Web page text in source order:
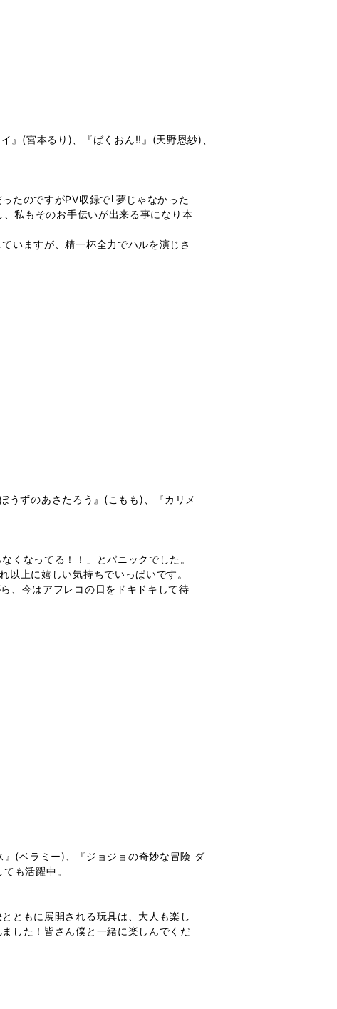
』(宮本るり)、『ばくおん!!』(天野恩紗)、
たのですがPV収録で｢夢じゃなかった
私もそのお手伝いが出来る事になり本
いますが、精一杯全力でハルを演じさ
うずのあさたろう』(こもも)、『カリメ
くなってる！！」とパニックでした。
上に嬉しい気持ちでいっぱいです。
、今はアフレコの日をドキドキして待
(ベラミー)、『ジョジョの奇妙な冒険 ダ
も活躍中。
ともに展開される玩具は、大人も楽し
した！皆さん僕と一緒に楽しんでくだ